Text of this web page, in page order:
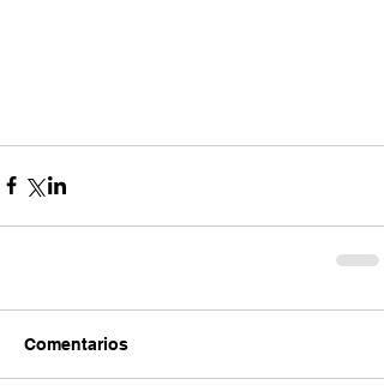
Comentarios